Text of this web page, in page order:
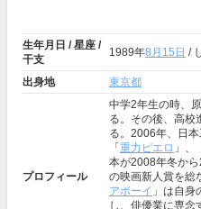
生年月日 / 星座 /
干支
1989年8月15日 /
出身地 東京都
プロフィール
中学2年生の時、
る。その後、高校
る。2006年、日本
「 重力ピエロ 」、
本が2008年冬か
の映画新人賞を総
アボーイ 」は自
し、俳優業に専念